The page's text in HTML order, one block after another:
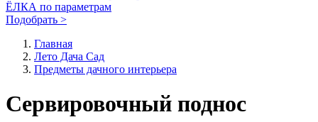
ЁЛКА по параметрам
Подобрать >
Главная
Лето Дача Сад
Предметы дачного интерьера
Сервировочный поднос